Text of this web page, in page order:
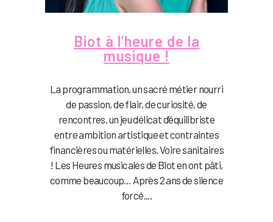
Biot à l’heure de la
musique !
La programmation, un sacré métier nourri
de passion, de flair, de curiosité, de
rencontres, un jeu délicat d’équilibriste
entre ambition artistique et contraintes
financières ou matérielles. Voire sanitaires
! Les Heures musicales de Biot en ont pâti,
comme beaucoup… Après 2 ans de silence
forcé,...